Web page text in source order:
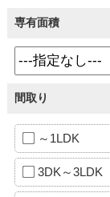
専有面積
間取り
～1LDK
3DK～3LDK